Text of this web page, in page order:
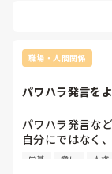
それに対する
園長や上の先生
うんうんと、そ
私たち若い年代
自分より上の先
あとから、その
誰にでも、にこ
ただ、線は引く
とでもあるなっ
それが、昇給だ
でもそれって
それまでの行動
職場・人間関係
パワハラ発言を
パワハラ発言な
自分にではなく
ある先生に、事
労基 脅し 人権